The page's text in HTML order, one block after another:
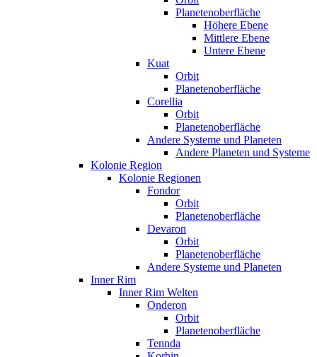
Planetenoberfläche
Höhere Ebene
Mittlere Ebene
Untere Ebene
Kuat
Orbit
Planetenoberfläche
Corellia
Orbit
Planetenoberfläche
Andere Systeme und Planeten
Andere Planeten und Systeme
Kolonie Region
Kolonie Regionen
Fondor
Orbit
Planetenoberfläche
Devaron
Orbit
Planetenoberfläche
Andere Systeme und Planeten
Inner Rim
Inner Rim Welten
Onderon
Orbit
Planetenoberfläche
Tennda